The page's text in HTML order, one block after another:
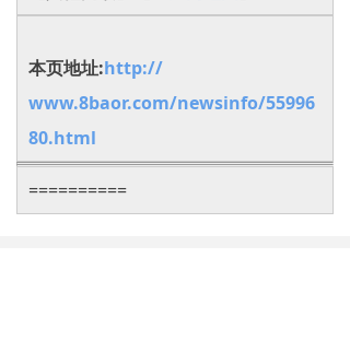
本页地址:http://
www.8baor.com/newsinfo/55996
80.html
==========